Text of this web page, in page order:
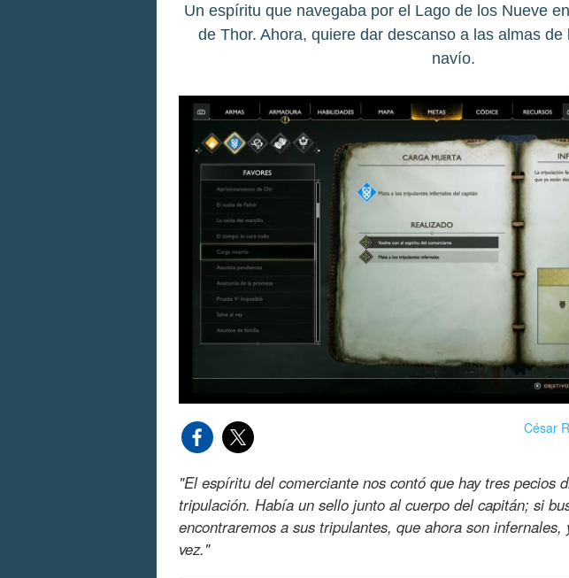
Un espíritu que navegaba por el Lago de los Nueve
de Thor. Ahora, quiere dar descanso a las almas de
navío.
César
"El espíritu del comerciante nos contó que hay tres pecios
tripulación. Había un sello junto al cuerpo del capitán; si
encontraremos a sus tripulantes, que ahora son
vez."